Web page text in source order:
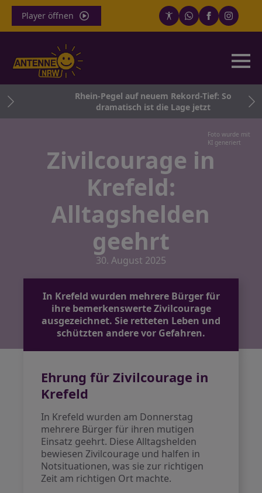
Player öffnen
Rhein-Pegel auf neuem Rekord-Tief: So
dramatisch ist die Lage jetzt
Foto wurde mit
KI generiert
Zivilcourage in
Krefeld:
Alltagshelden
geehrt
30. August 2025
In Krefeld wurden mehrere Bürger für
ihre bemerkenswerte Zivilcourage
ausgezeichnet. Sie retteten Leben und
schützten andere vor Gefahren.
Ehrung für Zivilcourage in
Krefeld
In Krefeld wurden am Donnerstag
mehrere Bürger für ihren mutigen
Einsatz geehrt. Diese Alltagshelden
bewiesen Zivilcourage und halfen in
Notsituationen, was sie zur richtigen
Zeit am richtigen Ort machte.